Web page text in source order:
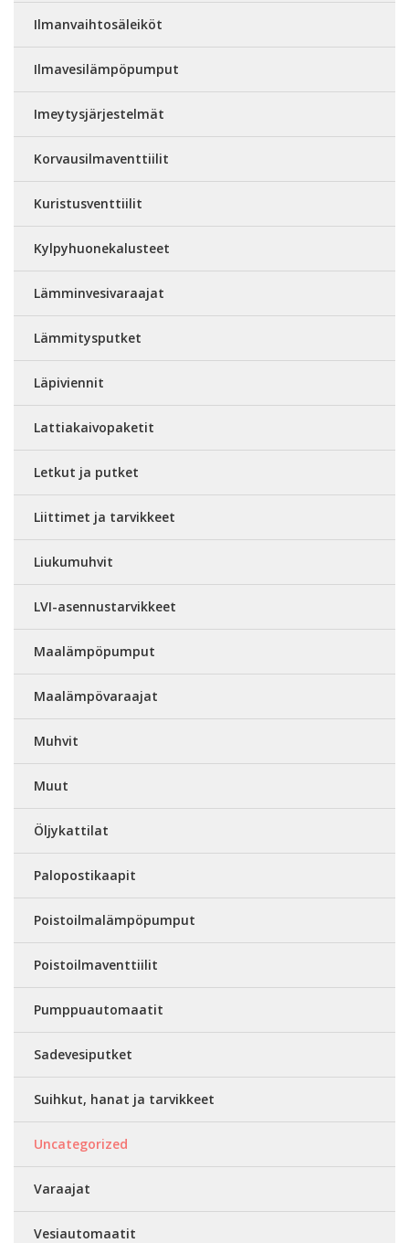
Ilmanvaihtosäleiköt
Ilmavesilämpöpumput
Imeytysjärjestelmät
Korvausilmaventtiilit
Kuristusventtiilit
Kylpyhuonekalusteet
Lämminvesivaraajat
Lämmitysputket
Läpiviennit
Lattiakaivopaketit
Letkut ja putket
Liittimet ja tarvikkeet
Liukumuhvit
LVI-asennustarvikkeet
Maalämpöpumput
Maalämpövaraajat
Muhvit
Muut
Öljykattilat
Palopostikaapit
Poistoilmalämpöpumput
Poistoilmaventtiilit
Pumppuautomaatit
Sadevesiputket
Suihkut, hanat ja tarvikkeet
Uncategorized
Varaajat
Vesiautomaatit